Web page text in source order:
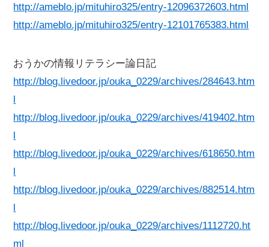
http://ameblo.jp/mituhiro325/entry-12096372603.html
http://ameblo.jp/mituhiro325/entry-12101765383.html
おうかの情報リテラシー論日記
http://blog.livedoor.jp/ouka_0229/archives/284643.htm
l
http://blog.livedoor.jp/ouka_0229/archives/419402.htm
l
http://blog.livedoor.jp/ouka_0229/archives/618650.htm
l
http://blog.livedoor.jp/ouka_0229/archives/882514.htm
l
http://blog.livedoor.jp/ouka_0229/archives/1112720.ht
ml